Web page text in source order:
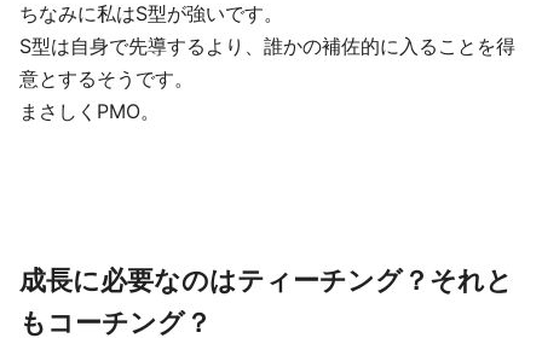
ちなみに私はS型が強いです。
S型は自身で先導するより、誰かの補佐的に入ることを得
意とするそうです。
まさしくPMO。
成長に必要なのはティーチング？それと
もコーチング？